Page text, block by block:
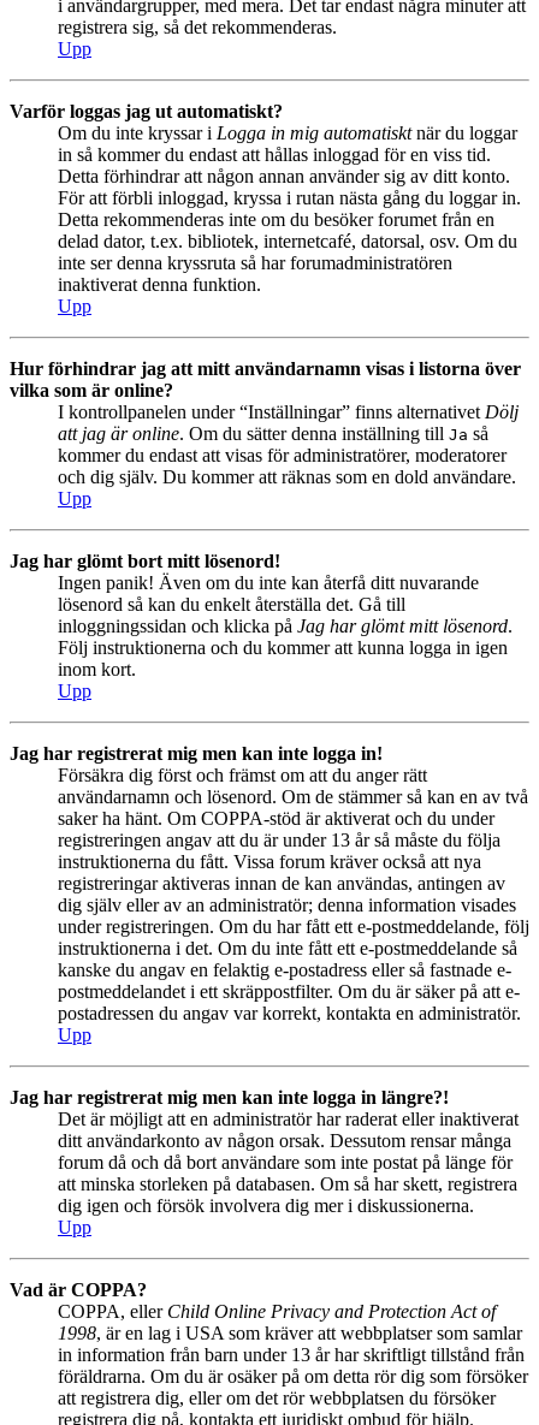
i användargrupper, med mera. Det tar endast några minuter att
registrera sig, så det rekommenderas.
Upp
Varför loggas jag ut automatiskt?
Om du inte kryssar i Logga in mig automatisktnär du loggar
in så kommer du endast att hållas inloggad för en viss tid.
Detta förhindrar att någon annan använder sig av ditt konto.
För att förbli inloggad, kryssa i rutan nästa gång du loggar in.
Detta rekommenderas inte om du besöker forumet från en
delad dator, t.ex. bibliotek, internetcafé, datorsal, osv. Om du
inte ser denna kryssruta så har forumadministratören
inaktiverat denna funktion.
Upp
Hur förhindrar jag att mitt användarnamn visas i listorna över
vilka som är online?
I kontrollpanelen under “Inställningar” finns alternativet Dölj
att jag är online. Om du sätter denna inställning till Ja så
kommer du endast att visas för administratörer, moderatorer
och dig själv. Du kommer att räknas som en dold användare.
Upp
Jag har glömt bort mitt lösenord!
Ingen panik! Även om du inte kan återfå ditt nuvarande
lösenord så kan du enkelt återställa det. Gå till
inloggningssidan och klicka på Jag har glömt mitt lösenord.
Följ instruktionerna och du kommer att kunna logga in igen
inom kort.
Upp
Jag har registrerat mig men kan inte logga in!
Försäkra dig först och främst om att du anger rätt
användarnamn och lösenord. Om de stämmer så kan en av två
saker ha hänt. Om COPPA-stöd är aktiverat och du under
registreringen angav att du är under 13 år så måste du följa
instruktionerna du fått. Vissa forum kräver också att nya
registreringar aktiveras innan de kan användas, antingen av
dig själv eller av an administratör; denna information visades
under registreringen. Om du har fått ett e-postmeddelande, följ
instruktionerna i det. Om du inte fått ett e-postmeddelande så
kanske du angav en felaktig e-postadress eller så fastnade e-
postmeddelandet i ett skräppostfilter. Om du är säker på att e-
postadressen du angav var korrekt, kontakta en administratör.
Upp
Jag har registrerat mig men kan inte logga in längre?!
Det är möjligt att en administratör har raderat eller inaktiverat
ditt användarkonto av någon orsak. Dessutom rensar många
forum då och då bort användare som inte postat på länge för
att minska storleken på databasen. Om så har skett, registrera
dig igen och försök involvera dig mer i diskussionerna.
Upp
Vad är COPPA?
COPPA, eller Child Online Privacy and Protection Act of
1998, är en lag i USA som kräver att webbplatser som samlar
in information från barn under 13 år har skriftligt tillstånd från
föräldrarna. Om du är osäker på om detta rör dig som försöker
att registrera dig, eller om det rör webbplatsen du försöker
registrera dig på, kontakta ett juridiskt ombud för hjälp.